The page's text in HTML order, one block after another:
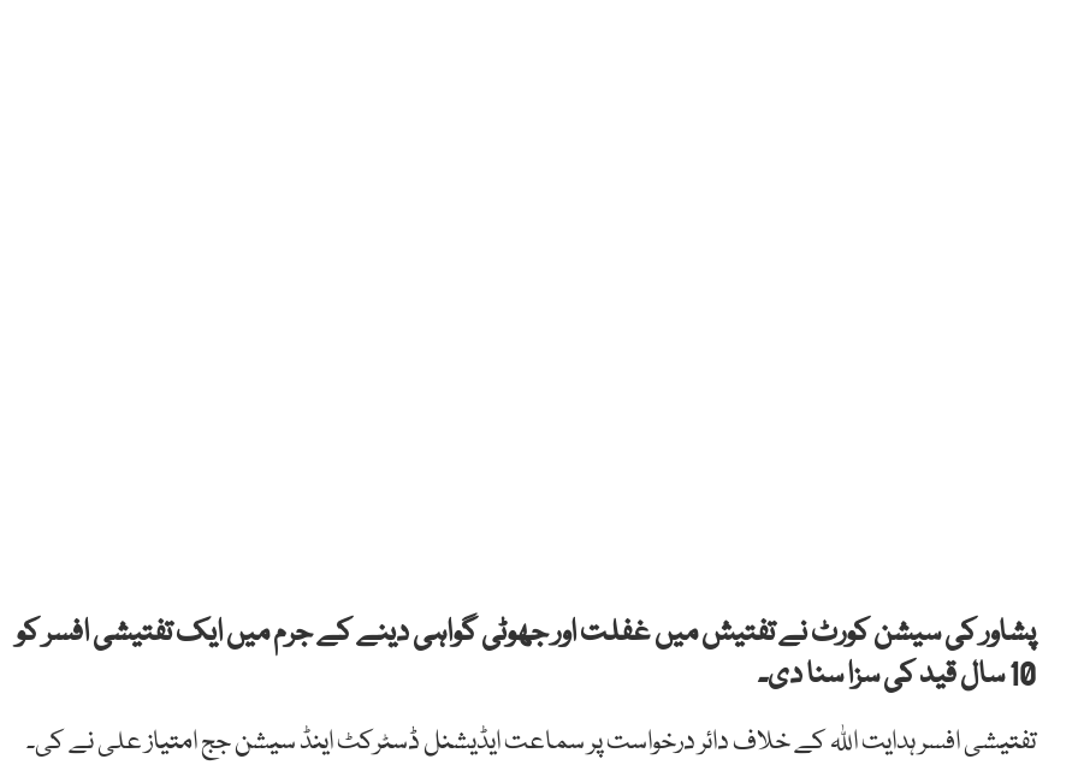
پشاور کی سیشن کورٹ نے تفتیش میں غفلت اور جھوٹی گواہی دینے کے جرم میں ایک تفتیشی افسر کو
10 سال قید کی سزا سنا دی۔
تفتیشی افسر ہدایت اللہ کے خلاف دائر درخواست پر سماعت ایڈیشنل ڈسٹرکٹ اینڈ سیشن جج امتیاز علی نے کی۔